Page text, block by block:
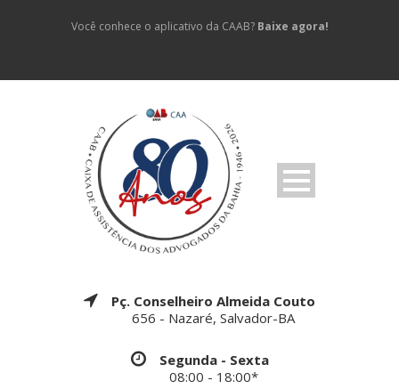
Você conhece o aplicativo da CAAB? Baixe agora!
Pç. Conselheiro Almeida Couto
656 - Nazaré, Salvador-BA
Segunda - Sexta
08:00 - 18:00*